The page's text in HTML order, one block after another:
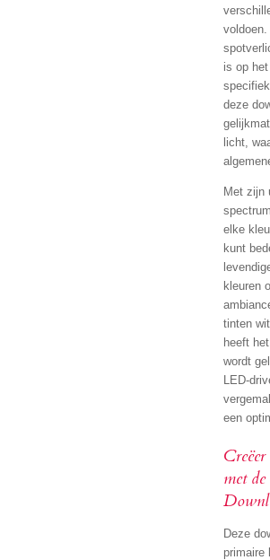
is op
deze
licht,
Met zijn
elke
kunt
kleuren
tinten
heeft
wordt
LED-
een
Creëer
met
Deze
primaire